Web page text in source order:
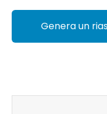
Genera un